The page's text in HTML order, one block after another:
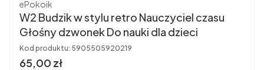
Producent
ePokoik
W2 Budzik w stylu retro Nauczyciel czasu
Głośny dzwonek Do nauki dla dzieci
Kod produktu: 5905505920219
Cena brutto
65,00 zł